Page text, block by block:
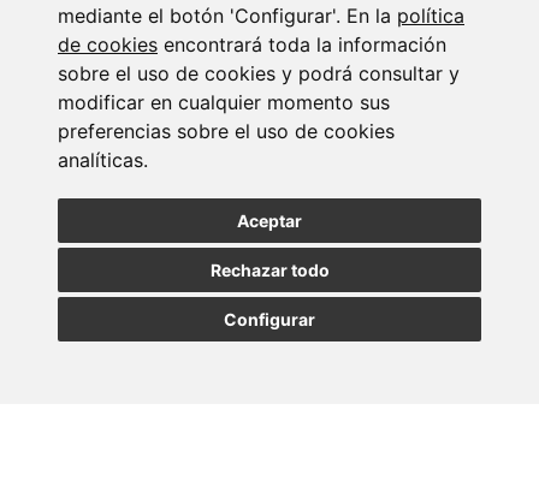
mediante el botón 'Configurar'. En la política
de cookies encontrará toda la información
sobre el uso de cookies y podrá consultar y
modificar en cualquier momento sus
preferencias sobre el uso de cookies
analíticas.
Aceptar
Rechazar todo
Configurar
Suscribirse a la
newsletter
Entérate de nuestras últimas noticias
SUSCRIBIRSE